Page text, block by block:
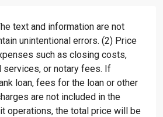
text and information are not
unintentional errors. (2) Price
such as closing costs,
or notary fees. If
loan, fees for the loan or other
are not included in the
operations, the total price will be